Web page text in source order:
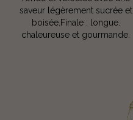
saveur légèrement sucrée et
boisée.Finale : longue.
chaleureuse et gourmande.